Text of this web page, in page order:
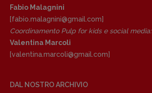
Coordinamento Primo Piano
Elisabetta Michielin
[michielin.elisabetta@gmail.com]
Coordinamento News in breve:
Anna da Re
Coordinamento Fumetti:
Fabio Malagnini
[fabio.malagnini@gmail. com]
Coordinamento Pulp for kids e social media:
Valentina Marcoli
[valentina.marcoli@gmail. com]
DAL NOSTRO ARCHIVIO